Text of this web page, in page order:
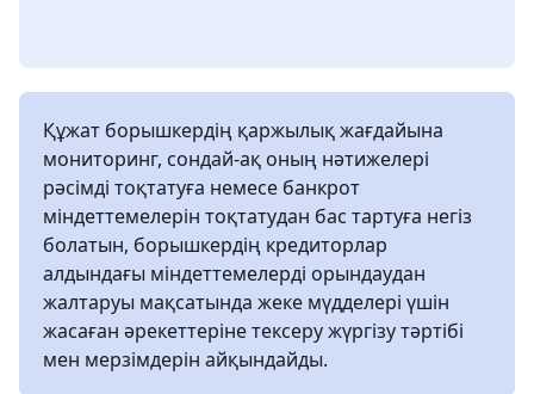
Құжат борышкердің қаржылық жағдайына
мониторинг, сондай-ақ оның нәтижелері
рәсімді тоқтатуға немесе банкрот
міндеттемелерін тоқтатудан бас тартуға негіз
болатын, борышкердің кредиторлар
алдындағы міндеттемелерді орындаудан
жалтаруы мақсатында жеке мүдделері үшін
жасаған әрекеттеріне тексеру жүргізу тәртібі
мен мерзімдерін айқындайды.